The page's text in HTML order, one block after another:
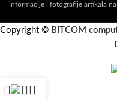
informacije i fotografije artikala
Copyright © BITCOM